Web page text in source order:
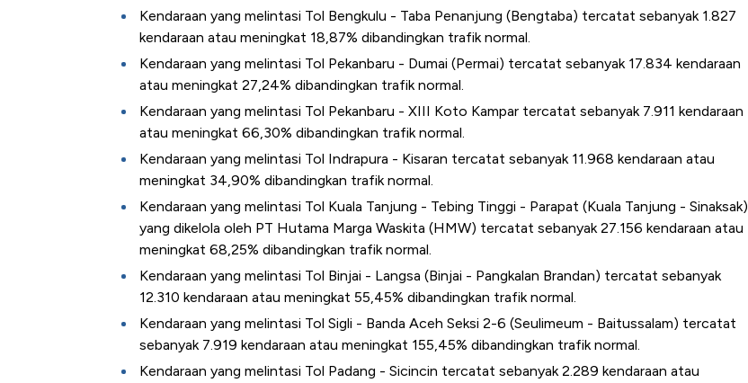
Kendaraan yang melintasi Tol Bengkulu - Taba Penanjung (Bengtaba) tercatat sebanyak 1.827
kendaraan atau meningkat 18,87% dibandingkan trafik normal.
Kendaraan yang melintasi Tol Pekanbaru - Dumai (Permai) tercatat sebanyak 17.834 kendaraan
atau meningkat 27,24% dibandingkan trafik normal.
Kendaraan yang melintasi Tol Pekanbaru - XIII Koto Kampar tercatat sebanyak 7.911 kendaraan
atau meningkat 66,30% dibandingkan trafik normal.
Kendaraan yang melintasi Tol Indrapura - Kisaran tercatat sebanyak 11.968 kendaraan atau
meningkat 34,90% dibandingkan trafik normal.
Kendaraan yang melintasi Tol Kuala Tanjung - Tebing Tinggi - Parapat (Kuala Tanjung - Sinaksak)
yang dikelola oleh PT Hutama Marga Waskita (HMW) tercatat sebanyak 27.156 kendaraan atau
meningkat 68,25% dibandingkan trafik normal.
Kendaraan yang melintasi Tol Binjai - Langsa (Binjai - Pangkalan Brandan) tercatat sebanyak
12.310 kendaraan atau meningkat 55,45% dibandingkan trafik normal.
Kendaraan yang melintasi Tol Sigli - Banda Aceh Seksi 2-6 (Seulimeum - Baitussalam) tercatat
sebanyak 7.919 kendaraan atau meningkat 155,45% dibandingkan trafik normal.
Kendaraan yang melintasi Tol Padang - Sicincin tercatat sebanyak 2.289 kendaraan atau
Alas Kaki Tumbuh Double Digit
RI